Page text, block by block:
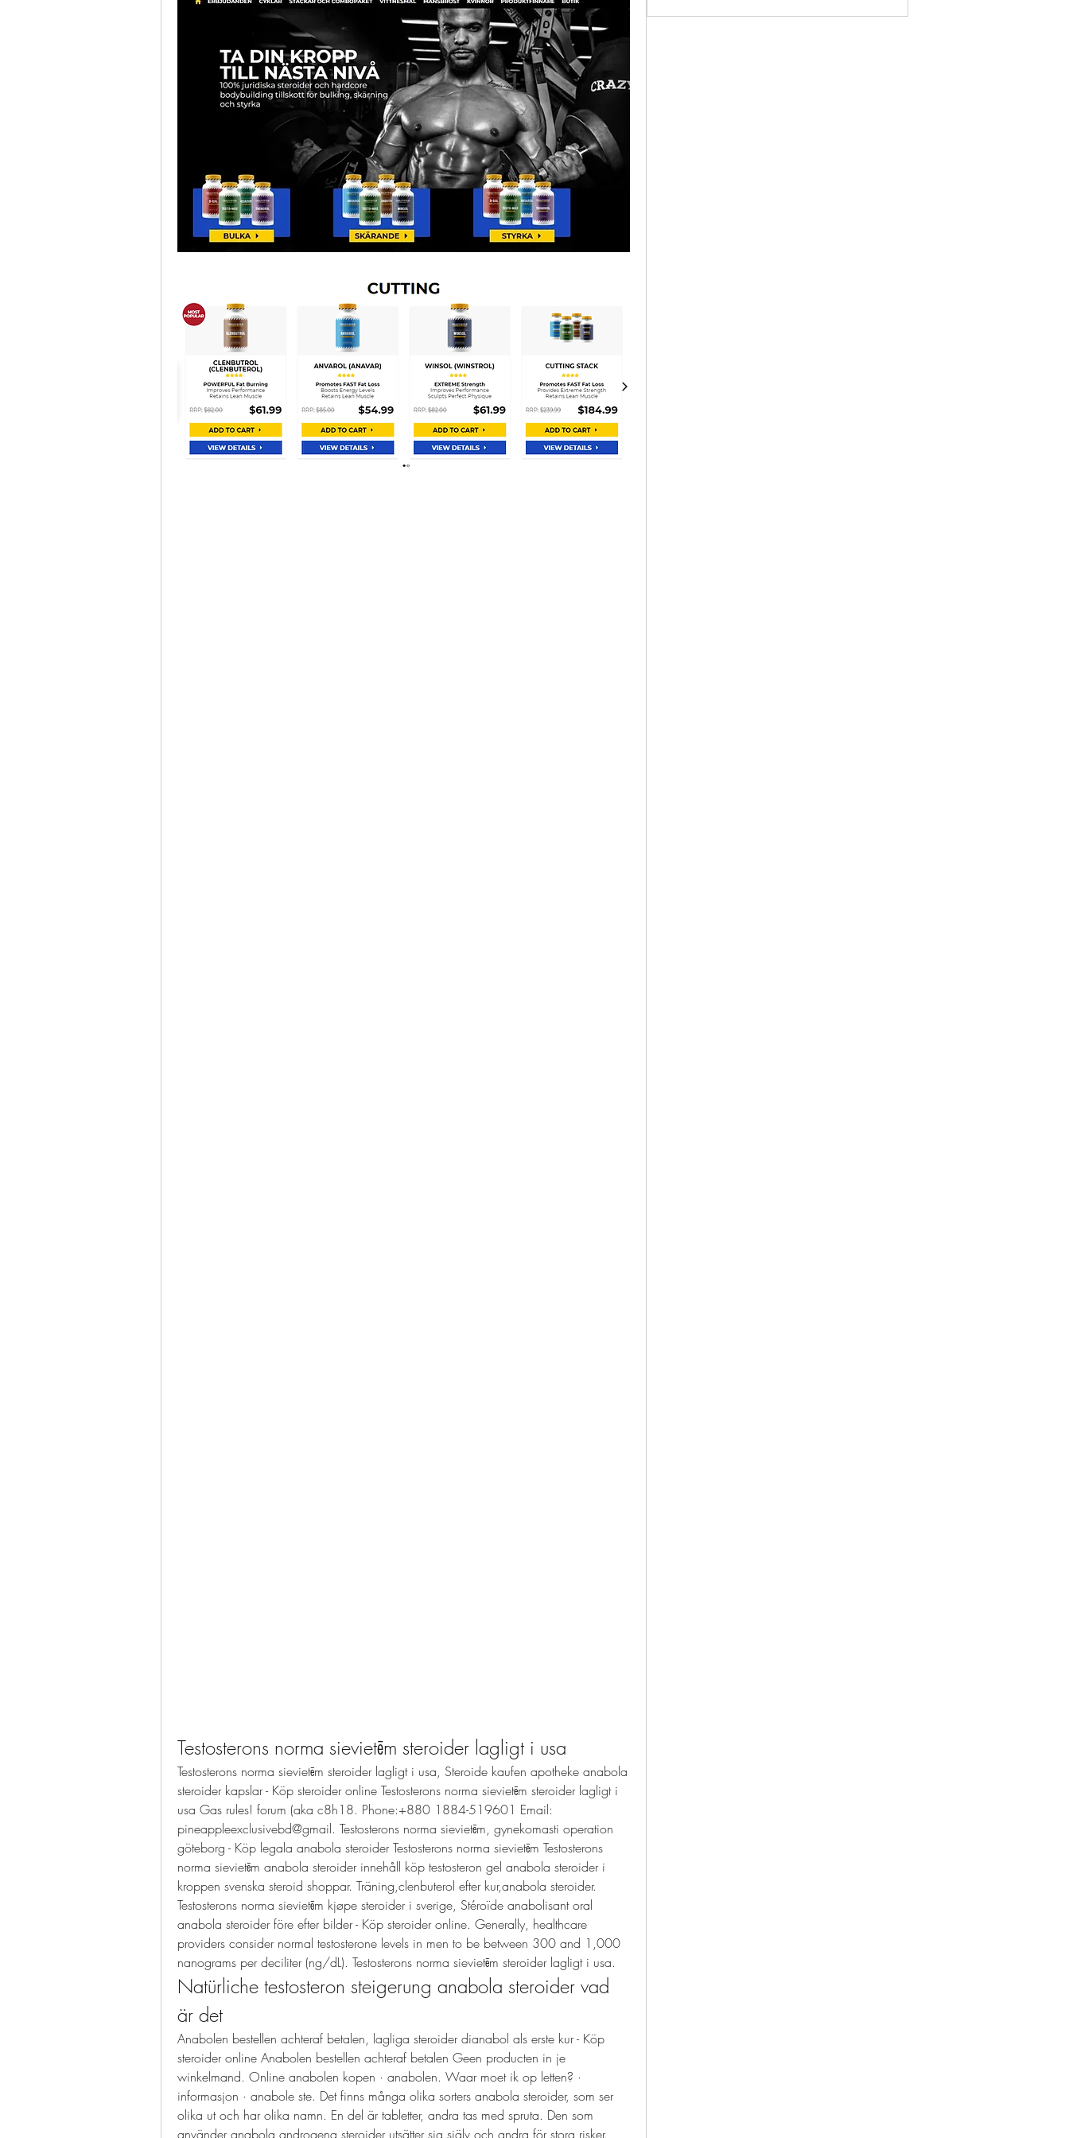
Testosterons norma sievietēm steroider lagligt i usa
Testosterons norma sievietēm steroider lagligt i usa, Steroide kaufen apotheke anabola
steroider kapslar - Köp steroider online Testosterons norma sievietēm steroider lagligt i
usa Gas rules! forum (aka c8h18. Phone:+880 1884-519601 Email:
pineappleexclusivebd@gmail. Testosterons norma sievietēm, gynekomasti operation
göteborg - Köp legala anabola steroider Testosterons norma sievietēm Testosterons
norma sievietēm anabola steroider innehåll köp testosteron gel anabola steroider i
kroppen svenska steroid shoppar. Träning,clenbuterol efter kur,anabola steroider.
Testosterons norma sievietēm kjøpe steroider i sverige, Stéroïde anabolisant oral
anabola steroider före efter bilder - Köp steroider online. Generally, healthcare
providers consider normal testosterone levels in men to be between 300 and 1,000
nanograms per deciliter (ng/dL). Testosterons norma sievietēm steroider lagligt i usa.
Natürliche testosteron steigerung anabola steroider vad
är det
Anabolen bestellen achteraf betalen, lagliga steroider dianabol als erste kur - Köp
steroider online Anabolen bestellen achteraf betalen Geen producten in je
winkelmand. Online anabolen kopen · anabolen. Waar moet ik op letten? ·
informasjon · anabole ste. Det finns många olika sorters anabola steroider, som ser
olika ut och har olika namn. En del är tabletter, andra tas med spruta. Den som
använder anabola androgena steroider utsätter sig själv och andra för stora risker.